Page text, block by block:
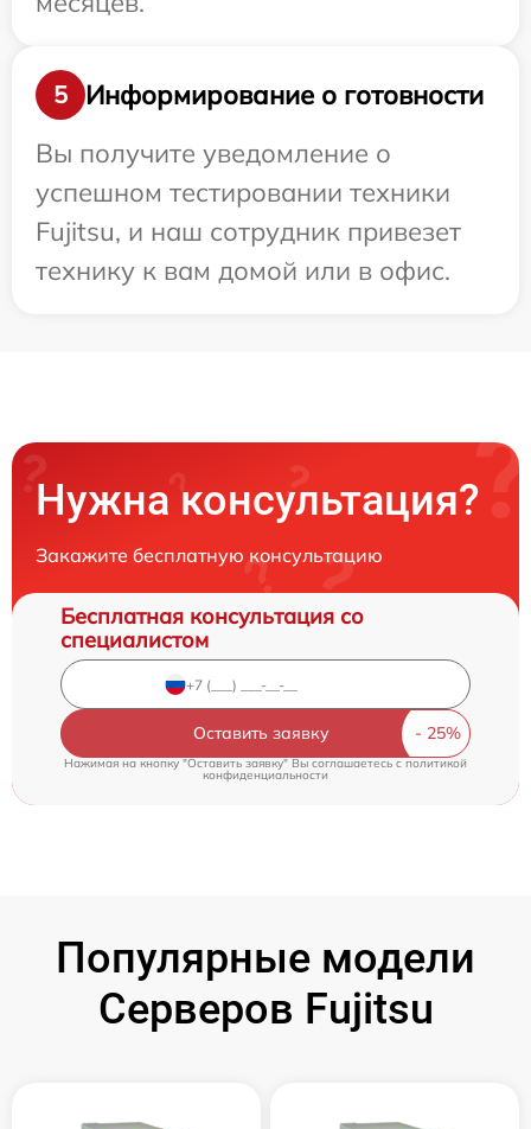
5
Информирование о готовности
Вы получите уведомление о
успешном тестировании техники
Fujitsu, и наш сотрудник привезет
технику к вам домой или в офис.
Нужна консультация?
Закажите бесплатную консультацию
Бесплатная консультация со
специалистом
Оставить заявку
Нажимая на кнопку "Оставить заявку" Вы соглашаетесь cполитикой
конфиденциальности
Популярные модели
Серверов Fujitsu